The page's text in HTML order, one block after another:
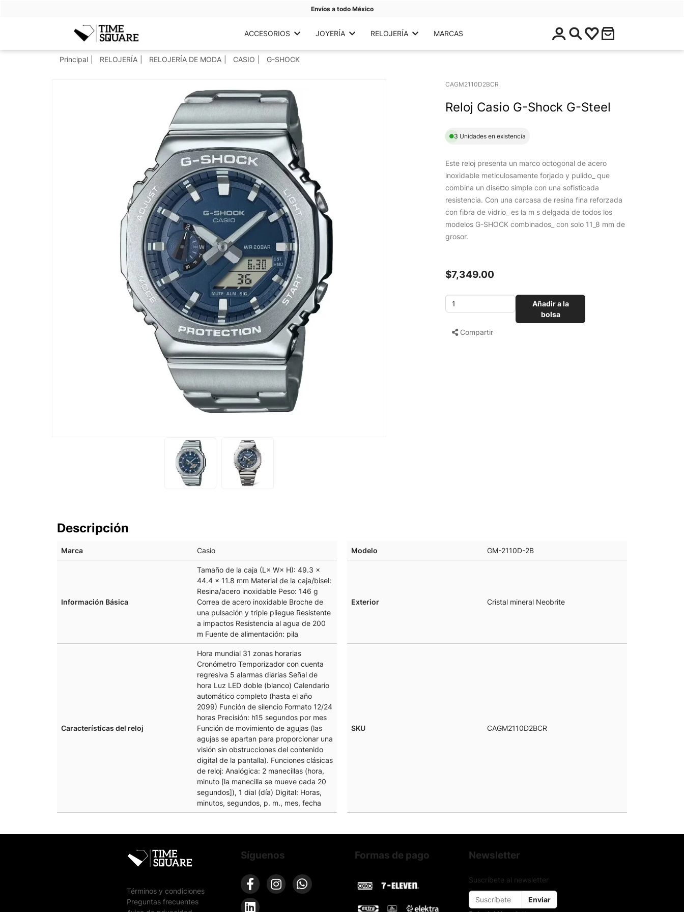
Envíos a todo México
Timesquare ACCESORIOS JOYERÍA RELOJERÍA MARCAS
$
0
.
Principal RELOJERÍA RELOJERÍA DE MODA CASIO G-SHOCK
CAGM2110D2BCR
Reloj Casio G-Shock G-Steel
3 Unidades en existencia
Este reloj presenta un marco octogonal de acero
inoxidable meticulosamente forjado y pulido_ que
combina un dise¤o simple con una sofisticada
resistencia. Con una carcasa de resina fina reforzada
con fibra de vidrio_ es la m s delgada de todos los
modelos G-SHOCK combinados_ con solo 11_8 mm de
grosor.
$7,349.00
Añadir a la
bolsa
Compartir
Descripción
Marca Casio Modelo GM-2110D-2B
Información Básica
Tamaño de la caja (L× W× H): 49.3 ×
44.4 × 11.8 mm Material de la caja/bisel:
Resina/acero inoxidable Peso: 146 g
Correa de acero inoxidable Broche de
una pulsación y triple pliegue Resistente
a impactos Resistencia al agua de 200
m Fuente de alimentación: pila
Exterior Cristal mineral Neobrite
Características del reloj
Hora mundial 31 zonas horarias
Cronómetro Temporizador con cuenta
regresiva 5 alarmas diarias Señal de
hora Luz LED doble (blanco) Calendario
automático completo (hasta el año
2099) Función de silencio Formato 12/24
horas Precisión: h15 segundos por mes
Función de movimiento de agujas (las
agujas se apartan para proporcionar una
visión sin obstrucciones del contenido
digital de la pantalla). Funciones clásicas
de reloj: Analógica: 2 manecillas (hora,
minuto [la manecilla se mueve cada 20
segundos]), 1 dial (día) Digital: Horas,
minutos, segundos, p. m., mes, fecha
SKU CAGM2110D2BCR
Términos y condiciones
Preguntas frecuentes
Síguenos Formas de pago Newsletter
Suscríbete al newsletter
Enviar